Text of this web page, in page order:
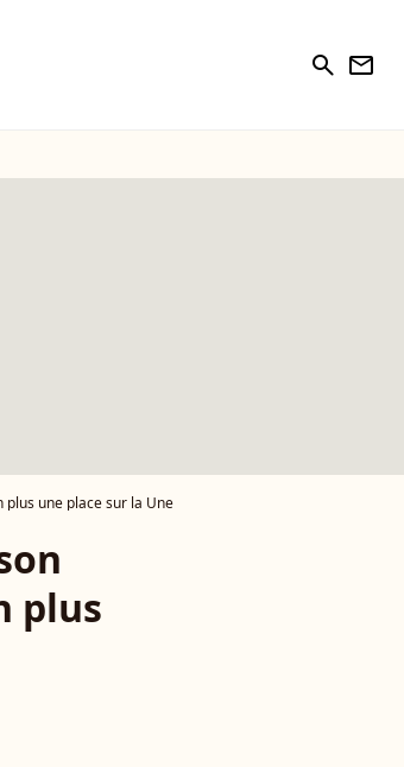
search newsletter
plus une place sur la Une
plus